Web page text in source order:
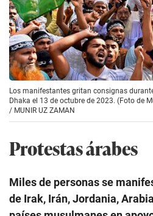
Los manifestantes gritan consignas
Dhaka el 13 de octubre de 2023. (Foto de
/ MUNIR UZ ZAMAN
Protestas árabes
Miles de personas se
de Irak, Irán, Jordania,